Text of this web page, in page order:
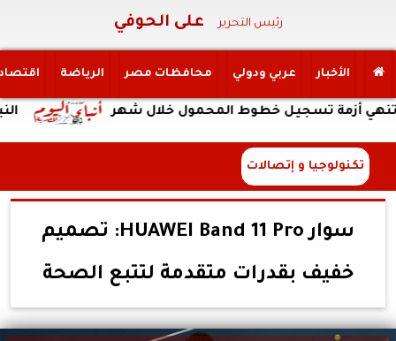
رئيس التحرير على الحوفي
الأخبار عربي ودولي محافظات مصر الرياضة
النبؤة تسجيل خطوط المحمول خلال شهر
تكنولوجيا و إتصالات
سوار HUAWEI Band 11 Pro: تصميم
خفيف بقدرات متقدمة لتتبع الصحة